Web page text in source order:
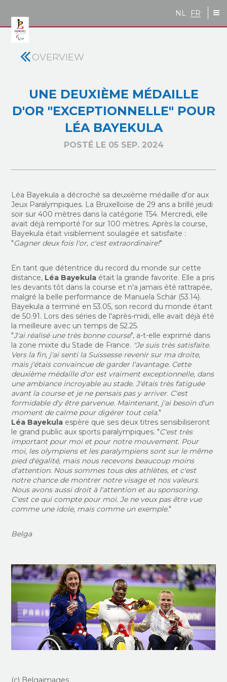
NL FR
OVERVIEW
UNE DEUXIÈME MÉDAILLE
D'OR "EXCEPTIONNELLE" POUR
LÉA BAYEKULA
POSTÉ LE 05 SEP. 2024
Léa Bayekula a décroché sa deuxième médaille d'or aux
Jeux Paralympiques. La Bruxelloise de 29 ans a brillé jeudi
soir sur 400 mètres dans la catégorie T54. Mercredi, elle
avait déjà remporté l'or sur 100 mètres. Après la course,
Bayekula était visiblement soulagée et satisfaite :
"Gagner deux fois l'or, c'est extraordinaire!"
En tant que détentrice du record du monde sur cette
distance, Léa Bayekula était la grande favorite. Elle a pris
les devants tôt dans la course et n'a jamais été rattrapée,
malgré la belle performance de Manuela Schär (53.14).
Bayekula a terminé en 53.05, son record du monde étant
de 50.91. Lors des séries de l'après-midi, elle avait déjà été
la meilleure avec un temps de 52.25.
"J'ai réalisé une très bonne course", a-t-elle exprimé dans
la zone mixte du Stade de France. "Je suis très satisfaite.
Vers la fin, j'ai senti la Suissesse revenir sur ma droite,
mais j'étais convaincue de garder l'avantage. Cette
deuxième médaille d'or est vraiment exceptionnelle, dans
une ambiance incroyable au stade. J'étais très fatiguée
avant la course et je ne pensais pas y arriver. C'est
formidable d'y être parvenue. Maintenant, j'ai besoin d'un
moment de calme pour digérer tout cela."
Léa Bayekula espère que ses deux titres sensibiliseront
le grand public aux sports paralympiques. "C'est très
important pour moi et pour notre mouvement. Pour
moi, les olympiens et les paralympiens sont sur le même
pied d'égalité, mais nous recevons beaucoup moins
d'attention. Nous sommes tous des athlètes, et c'est
notre chance de montrer notre visage et nos valeurs.
Nous avons aussi droit à l'attention et au sponsoring.
C'est ce qui compte pour moi. Je ne veux pas être vue
comme une idole, mais comme un exemple."
Belga
(c) Belgaimages